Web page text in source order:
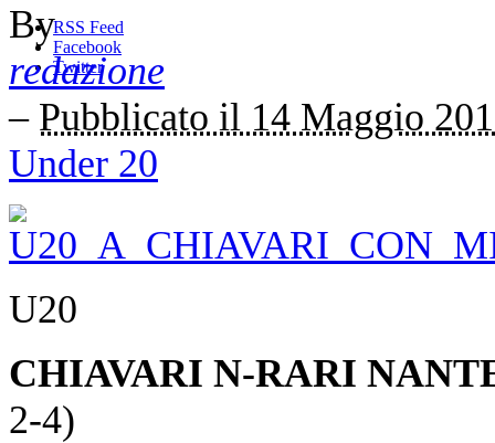
RSS Feed
Facebook
Twitter
By
redazione
– Pubblicato il 14 Maggio
Under 20
U20
CHIAVARI N-RARI
2-4)